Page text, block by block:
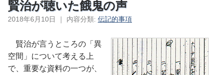
賢治が聴いた餓鬼の声
2018年6月10日 ｜ 内容分類: 伝記的事項
賢治が言うところの「異
空間」について考える上
で、重要な資料の一つが、